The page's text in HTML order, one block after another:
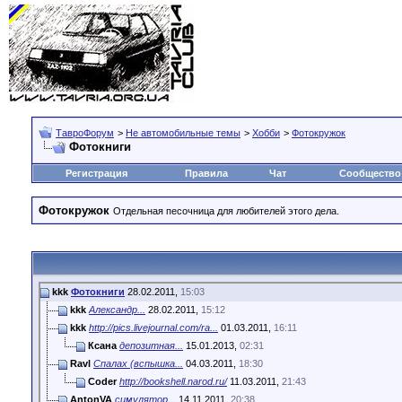
ТавроФорум > Не автомобильные темы > Хобби > Фотокружок
Фотокниги
Регистрация Правила Чат Сообщество
Фотокружок Отдельная песочница для любителей этого дела.
kkk Фотокниги 28.02.2011, 15:03
kkk Александр... 28.02.2011, 15:12
kkk http://pics.livejournal.com/ra... 01.03.2011, 16:11
Ксана депозитная... 15.01.2013, 02:31
Ravl Спалах (вспышка... 04.03.2011, 18:30
Coder http://bookshell.narod.ru/11.03.2011, 21:43
AntonVA симулятор... 14.11.2011, 20:38